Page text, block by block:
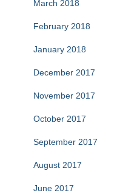
March 2018
February 2018
January 2018
December 2017
November 2017
October 2017
September 2017
August 2017
June 2017